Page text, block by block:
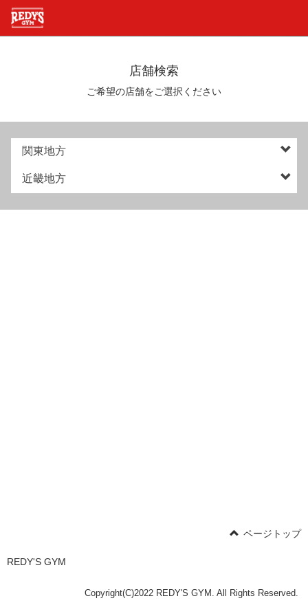
店舗検索
ご希望の店舗をご選択ください
関東地方
近畿地方
ページトップ
REDY'S GYM
Copyright(C)2022 REDY'S GYM. All Rights Reserved.